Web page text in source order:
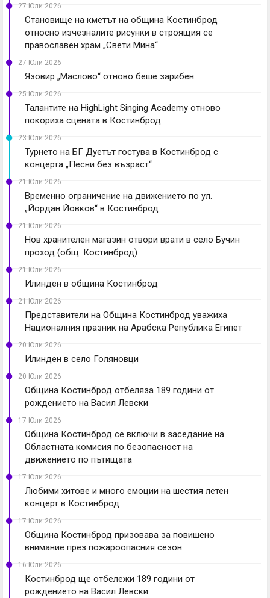
27 Юли 2026
Становище на кметът на община Костинброд
относно изчезналите рисунки в строящия се
православен храм „Свети Мина“
27 Юли 2026
Язовир „Маслово“ отново беше зарибен
25 Юли 2026
Талантите на HighLight Singing Academy отново
покориха сцената в Костинброд
23 Юли 2026
Турнето на БГ Дуетът гостува в Костинброд с
концерта „Песни без възраст“
21 Юли 2026
Временно ограничение на движението по ул.
„Йордан Йовков“ в Костинброд
21 Юли 2026
Нов хранителен магазин отвори врати в село Бучин
проход (общ. Костинброд)
21 Юли 2026
Илинден в община Костинброд
21 Юли 2026
Представители на Община Костинброд уважиха
Националния празник на Арабска Република Египет
20 Юли 2026
Илинден в село Голяновци
20 Юли 2026
Община Костинброд отбеляза 189 години от
рождението на Васил Левски
17 Юли 2026
Община Костинброд се включи в заседание на
Областната комисия по безопасност на
движението по пътищата
17 Юли 2026
Любими хитове и много емоции на шестия летен
концерт в Костинброд
17 Юли 2026
Община Костинброд призовава за повишено
внимание през пожароопасния сезон
16 Юли 2026
Костинброд ще отбележи 189 години от
рождението на Васил Левски